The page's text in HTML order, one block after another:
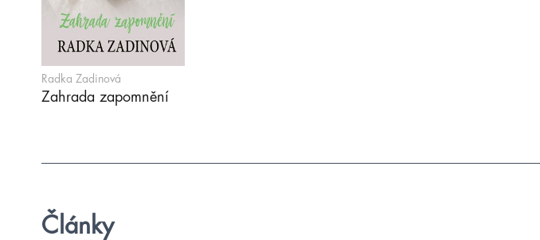
Radka Zadinová
Zahrada zapomnění
Články